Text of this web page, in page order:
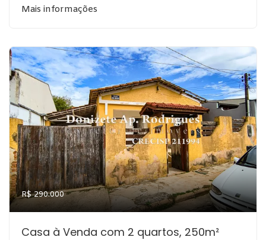
Mais informações
R$ 290.000
Casa à Venda com 2 quartos, 250m²